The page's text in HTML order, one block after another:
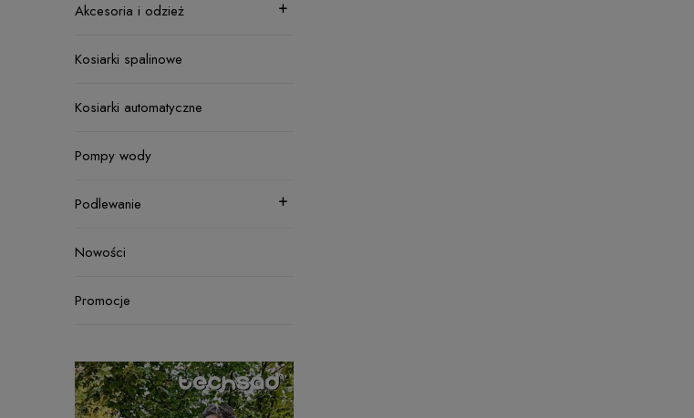
Akcesoria i odzież
Kosiarki spalinowe
Kosiarki automatyczne
Pompy wody
Podlewanie
Nowości
Promocje